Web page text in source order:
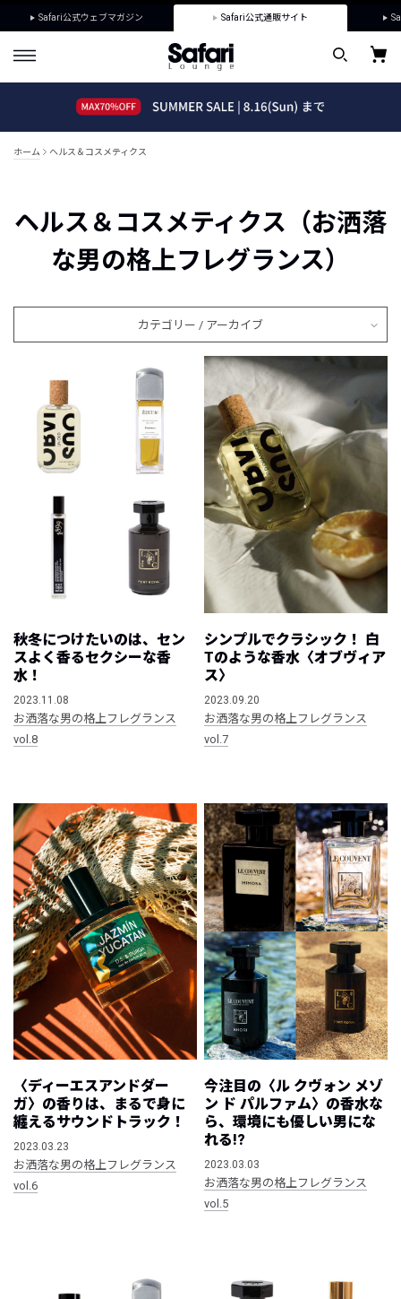
Safari公式ウェブマガジン Safari公式通販サイト
ホーム ヘルス＆コスメティクス
ヘルス＆コスメティクス（お洒落
な男の格上フレグランス）
カテゴリー / アーカイブ
秋冬につけたいのは、セン
スよく香るセクシーな香
水！
2023.11.08
お洒落な男の格上フレグランス
vol.8
シンプルでクラシック！ 白
Tのような香水〈オブヴィア
ス〉
2023.09.20
お洒落な男の格上フレグランス
vol.7
〈ディーエスアンドダー
ガ〉の香りは、まるで身に
纏えるサウンドトラック！
2023.03.23
お洒落な男の格上フレグランス
vol.6
今注目の〈ル クヴォン メゾ
ン ド パルファム〉の香水な
ら、環境にも優しい男にな
れる!?
2023.03.03
お洒落な男の格上フレグランス
vol.5